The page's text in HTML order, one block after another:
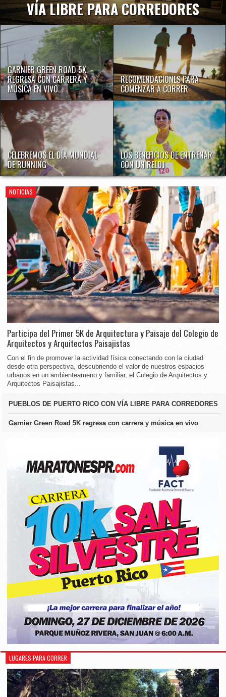
VÍA LIBRE PARA CORREDORES
GARNIER GREEN ROAD 5K
REGRESA CON CARRERA Y
MÚSICA EN VIVO
RECOMENDACIONES PARA
COMENZAR A CORRER
CELEBREMOS EL DÍA MUNDIAL
DE RUNNING
LOS BENEFICIOS DE ENTRENAR
CON UN RELOJ
NOTICIAS
Participa del Primer 5K de Arquitectura y Paisaje del Colegio de
Arquitectos y Arquitectos Paisajistas
Con el fin de promover la actividad física conectando con la ciudad
desde otra perspectiva, descubriendo el valor de nuestros espacios
urbanos en un ambienteameno y familiar, el Colegio de Arquitectos y
Arquitectos Paisajistas...
PUEBLOS DE PUERTO RICO CON VÍA LIBRE PARA CORREDORES
Garnier Green Road 5K regresa con carrera y música en vivo
LUGARES PARA CORRER